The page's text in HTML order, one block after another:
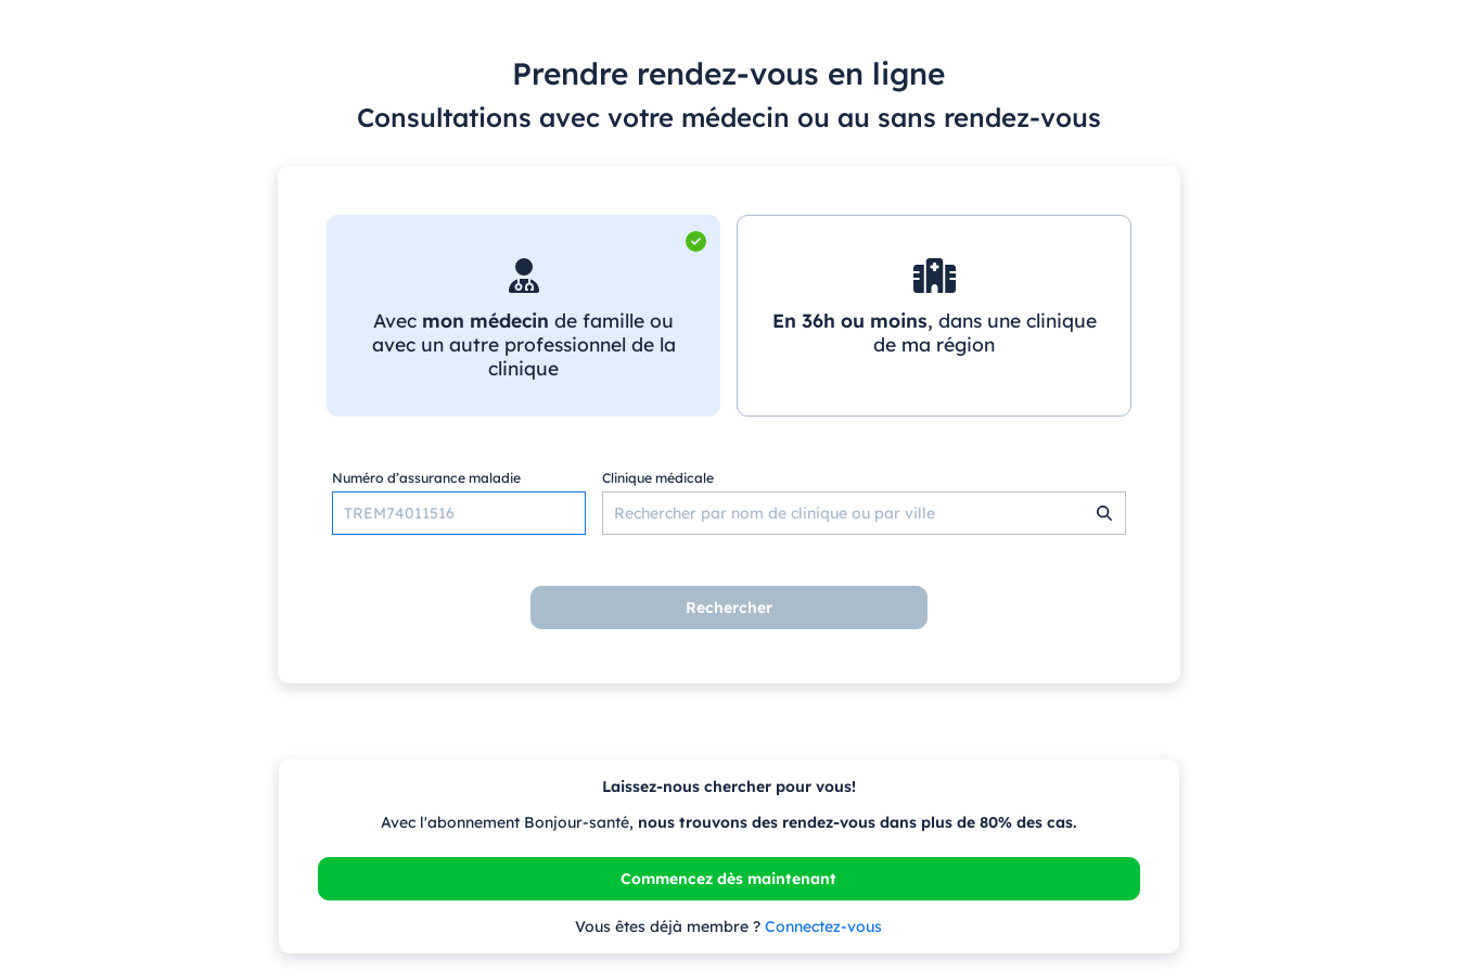
Prendre rendez-vous en ligne
Consultations avec votre médecin ou au sans rendez-vous
Avec mon médecin de famille ou
avec un autre professionnel de la
clinique
En 36h ou moins, dans une clinique
de ma région
Numéro d’assurance maladie Clinique médicale
Rechercher
Laissez-nous chercher pour vous!
Avec l'abonnement Bonjour-santé, nous trouvons des rendez-vous dans plus de 80% des cas.
Commencez dès maintenant
Vous êtes déjà membre ? Connectez-vous